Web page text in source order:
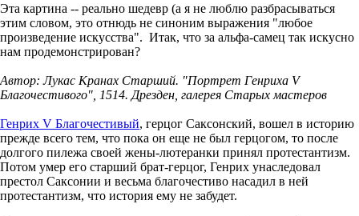
Эта картина -- реально шедевр (а я не люблю разбрасываться
этим словом, это отнюдь не синоним выражения "любое
произведение искусства". Итак, что за альфа-самец так искусно
нам продемонстрирован?
Автор: Лукас Кранах Старший. "Портрет Генриха V
Благочестивого", 1514. Дрезден, галерея Старых мастеров
Генрих V Благочестивый, герцог Саксонский, вошел в историю
прежде всего тем, что пока он еще не был герцогом, то после
долгого пилежа своей жены-лютеранки принял протестантизм.
Потом умер его старший брат-герцог, Генрих унаследовал
престол Саксонии и весьма благочестиво насадил в ней
протестантизм, что история ему не забудет.